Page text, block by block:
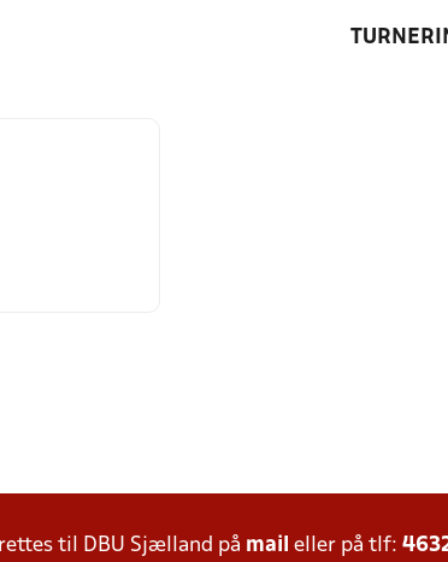
til DBU Sjælland på mail eller på tlf: